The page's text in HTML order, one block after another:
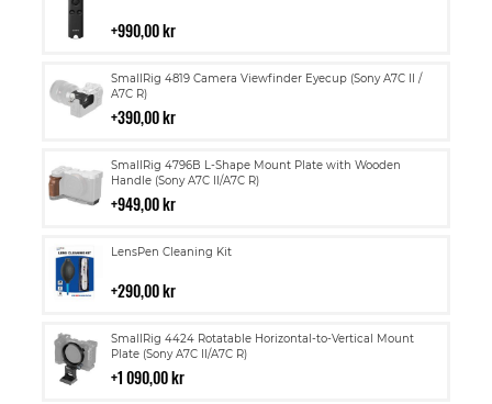
990,00 kr
i
SmallRig 4819 Camera Viewfinder Eyecup (Sony A7C II /
A7C R)
390,00 kr
Lägg
till
i
SmallRig 4796B L-Shape Mount Plate with Wooden
Handle (Sony A7C II/A7C R)
949,00 kr
Lägg
till
i
LensPen Cleaning Kit
290,00 kr
Lägg
i
SmallRig 4424 Rotatable Horizontal-to-Vertical Mount
Plate (Sony A7C II/A7C R)
1 090,00 kr
Lägg
till
i